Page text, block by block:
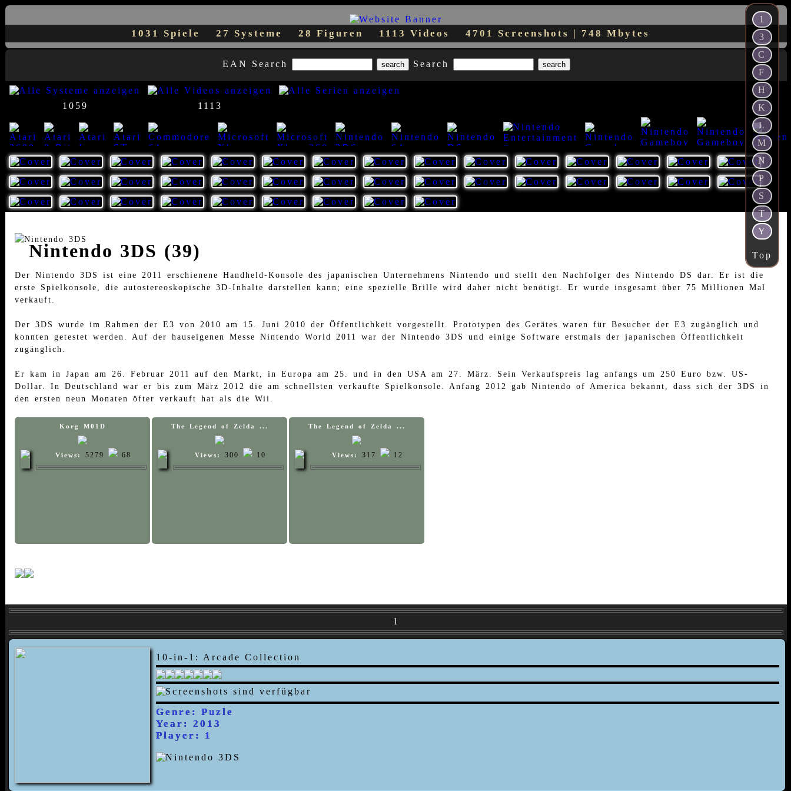
1031 Spiele 27 Systeme 28 Figuren 1113 Videos 4701 Screenshots | 748 Mbytes
EAN Search Search
1059 1113
23 8 7 1 1 14 35 39 42 59 66 59 55 44
Nintendo 3DS (39)
Der Nintendo 3DS ist eine 2011 erschienene Handheld-Konsole des japanischen Unternehmens Nintendo und stellt den Nachfolger des Nintendo DS dar. Er ist die
erste Spielkonsole, die autostereoskopische 3D-Inhalte darstellen kann; eine spezielle Brille wird daher nicht benötigt. Er wurde insgesamt über 75 Millionen Mal
verkauft.
Der 3DS wurde im Rahmen der E3 von 2010 am 15. Juni 2010 der Öffentlichkeit vorgestellt. Prototypen des Gerätes waren für Besucher der E3 zugänglich und
konnten getestet werden. Auf der hauseigenen Messe Nintendo World 2011 war der Nintendo 3DS und einige Software erstmals der japanischen Öffentlichkeit
zugänglich.
Er kam in Japan am 26. Februar 2011 auf den Markt, in Europa am 25. und in den USA am 27. März. Sein Verkaufspreis lag anfangs um 250 Euro bzw. US-
Dollar. In Deutschland war er bis zum März 2012 die am schnellsten verkaufte Spielkonsole. Anfang 2012 gab Nintendo of America bekannt, dass sich der 3DS in
den ersten neun Monaten öfter verkauft hat als die Wii.
Korg M01D
Views: 5279 68
The Legend of Zelda ...
Views: 300 10
The Legend of Zelda ...
Views: 317 12
1
10-in-1: Arcade Collection
Genre: Puzle
Year: 2013
Player: 1
1
3
C
F
H
K
L
M
N
P
S
T
Y
Top